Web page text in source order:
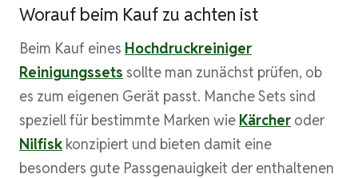
Worauf beim Kauf zu achten ist
Beim Kauf eines Hochdruckreiniger
Reinigungssets sollte man zunächst prüfen, ob
es zum eigenen Gerät passt. Manche Sets sind
speziell für bestimmte Marken wie Kärcher oder
Nilfisk konzipiert und bieten damit eine
besonders gute Passgenauigkeit der enthaltenen